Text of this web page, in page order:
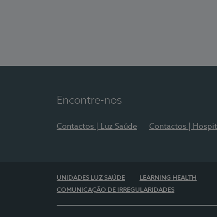
Encontre-nos
Contactos | Luz Saúde Contactos |
UNIDADES LUZ SAÚDE
LEARNING HEALTH
COMUNICAÇÃO DE IRREGULARIDADES